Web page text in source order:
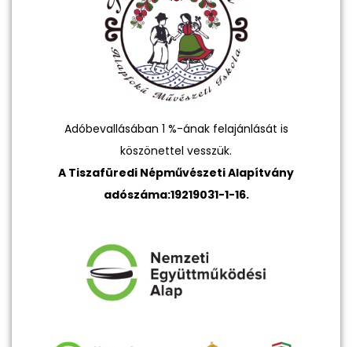
Adóbevallásában 1 %-ának felajánlását is
köszönettel vesszük.
A Tiszafüredi Népművészeti Alapítvány
adószáma:19219031-1-16.